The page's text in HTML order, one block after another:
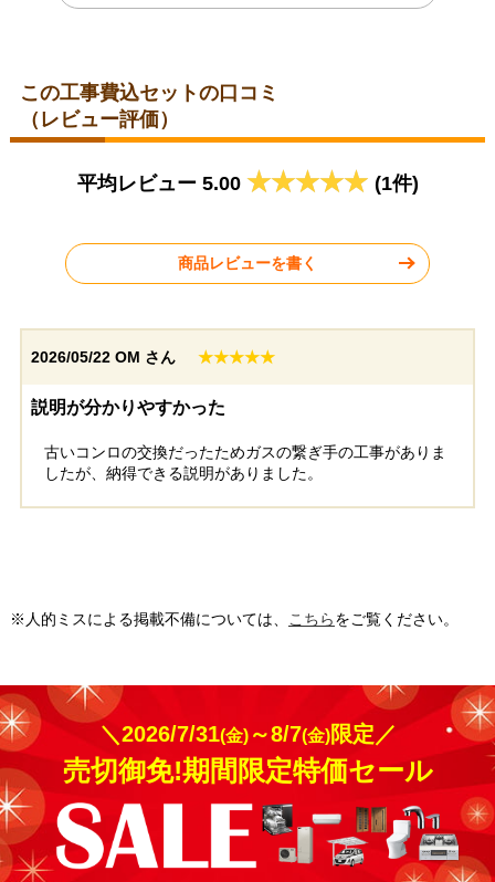
神奈川県横浜市
2026年6月9日 2026年6月8日
工事実績をもっと見る
この工事費込セットの口コミ
（レビュー評価）
平均レビュー 5.00 (1件)
商品レビューを書く
2026/05/22 OM さん ★★★★★
説明が分かりやすかった
古いコンロの交換だったためガスの繋ぎ手の工事がありま
したが、納得できる説明がありました。
※人的ミスによる掲載不備については、 こちらをご覧ください。
＼2026/7/31(金)～8/7(金)限定／
売切御免!期間限定特価セール